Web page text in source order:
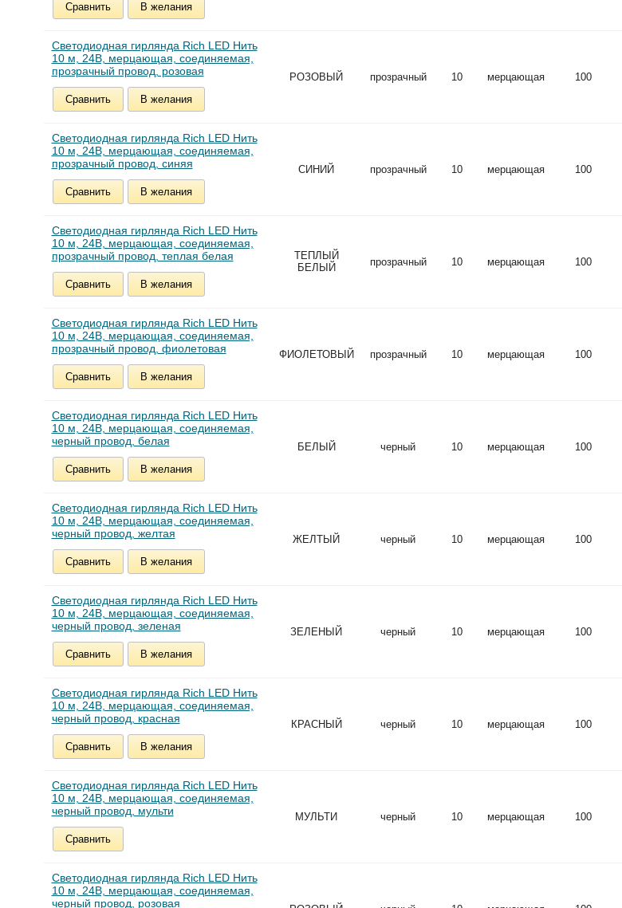
Сравнить В желания
Светодиодная гирлянда Rich LED Нить
10 м, 24В, мерцающая, соединяемая,
прозрачный провод, розовая
Сравнить В желания
РОЗОВЫЙ прозрачный 10 мерцающая 100
Светодиодная гирлянда Rich LED Нить
10 м, 24В, мерцающая, соединяемая,
прозрачный провод, синяя
Сравнить В желания
СИНИЙ прозрачный 10 мерцающая 100
Светодиодная гирлянда Rich LED Нить
10 м, 24В, мерцающая, соединяемая,
прозрачный провод, теплая белая
Сравнить В желания
ТЕПЛЫЙ
БЕЛЫЙ
прозрачный 10 мерцающая 100
Светодиодная гирлянда Rich LED Нить
10 м, 24В, мерцающая, соединяемая,
прозрачный провод, фиолетовая
Сравнить В желания
ФИОЛЕТОВЫЙ прозрачный 10 мерцающая 100
Светодиодная гирлянда Rich LED Нить
10 м, 24В, мерцающая, соединяемая,
черный провод, белая
Сравнить В желания
БЕЛЫЙ черный 10 мерцающая 100
Светодиодная гирлянда Rich LED Нить
10 м, 24В, мерцающая, соединяемая,
черный провод, желтая
Сравнить В желания
ЖЕЛТЫЙ черный 10 мерцающая 100
Светодиодная гирлянда Rich LED Нить
10 м, 24В, мерцающая, соединяемая,
черный провод, зеленая
Сравнить В желания
ЗЕЛЕНЫЙ черный 10 мерцающая 100
Светодиодная гирлянда Rich LED Нить
10 м, 24В, мерцающая, соединяемая,
черный провод, красная
Сравнить В желания
КРАСНЫЙ черный 10 мерцающая 100
Светодиодная гирлянда Rich LED Нить
10 м, 24В, мерцающая, соединяемая,
черный провод, мульти
Сравнить
МУЛЬТИ черный 10 мерцающая 100
Светодиодная гирлянда Rich LED Нить
10 м, 24В, мерцающая, соединяемая,
черный провод, розовая